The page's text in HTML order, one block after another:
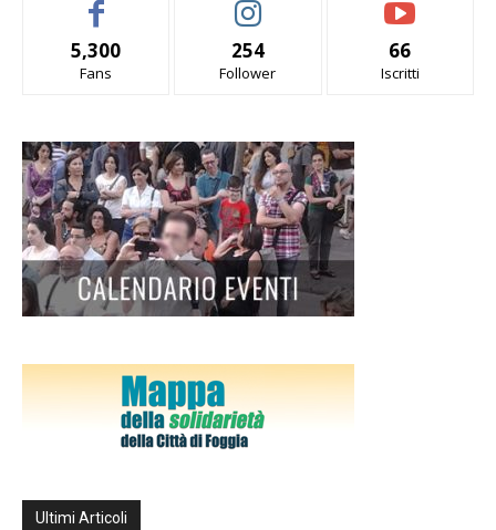
5,300
Fans
254
Follower
66
Iscritti
Ultimi Articoli